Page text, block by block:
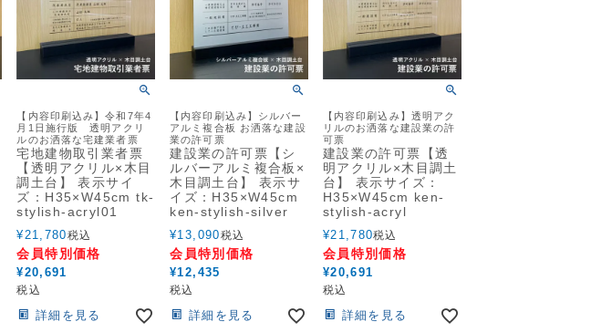
【内容印刷込み】令和7年4
月1日施行版 透明アクリ
ルのお洒落な宅建業者票
宅地建物取引業者票
【透明アクリル×木目
調土台】 表示サイ
ズ：H35×W45cm tk-
stylish-acryl01
¥ 21,780税込
会員特別価格
¥20,691
税込
詳細を見る
【内容印刷込み】シルバー
アルミ複合板 お洒落な建設
業の許可票
建設業の許可票【シ
ルバーアルミ複合板×
木目調土台】 表示サ
イズ：H35×W45cm
ken-stylish-silver
¥13,090税込
会員特別価格
¥12,435
税込
詳細を見る
【内容印刷込み】透明アク
リルのお洒落な建設業の許
可票
建設業の許可票【透
明アクリル×木目調土
台】 表示サイズ：
H35×W45cm ken-
stylish-acryl
¥21,780税込
会員特別価格
¥20,691
税込
詳細を見る